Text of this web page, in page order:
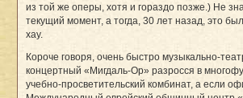
из той же оперы, хотя и гораздо позже.) Не
текущий момент, а тогда, 30 лет назад, это
хау.
Короче говоря, очень быстро музыкально-
концертный «Мигдаль-Ор» разросся в
учебно-просветительский комбинат, а если